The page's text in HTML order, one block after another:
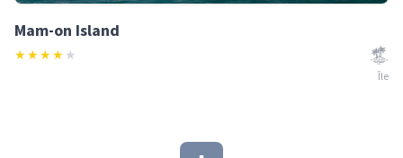
Mam-on Island
★★★★ ★
Île